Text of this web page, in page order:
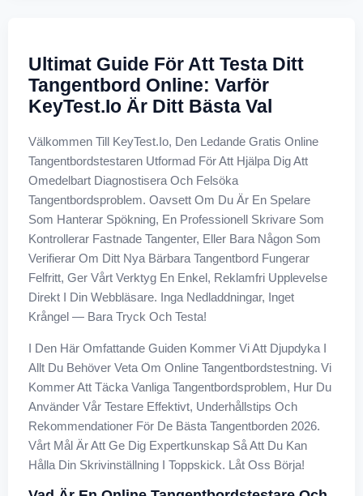
Ultimat Guide För Att Testa Ditt
Tangentbord Online: Varför
KeyTest.io Är Ditt Bästa Val
Välkommen Till KeyTest.io, Den Ledande Gratis Online
Tangentbordstestaren Utformad För Att Hjälpa Dig Att
Omedelbart Diagnostisera Och Felsöka
Tangentbordsproblem. Oavsett Om Du Är En Spelare
Som Hanterar Spökning, En Professionell Skrivare Som
Kontrollerar Fastnade Tangenter, Eller Bara Någon Som
Verifierar Om Ditt Nya Bärbara Tangentbord Fungerar
Felfritt, Ger Vårt Verktyg En Enkel, Reklamfri Upplevelse
Direkt I Din Webbläsare. Inga Nedladdningar, Inget
Krångel — Bara Tryck Och Testa!
I Den Här Omfattande Guiden Kommer Vi Att Djupdyka I
Allt Du Behöver Veta Om Online Tangentbordstestning. Vi
Kommer Att Täcka Vanliga Tangentbordsproblem, Hur Du
Använder Vår Testare Effektivt, Underhållstips Och
Rekommendationer För De Bästa Tangentborden 2026.
Vårt Mål Är Att Ge Dig Expertkunskap Så Att Du Kan
Hålla Din Skrivinställning I Toppskick. Låt Oss Börja!